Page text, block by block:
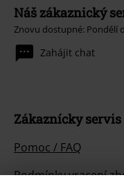
Náš zákaznický
Znovu dostupné: Pondělí
Zahájit chat
Zákaznícky servis
Pomoc / FAQ
Podmínky vracení